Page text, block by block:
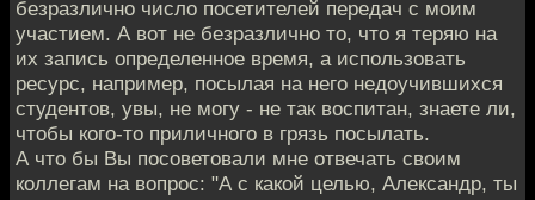
безразлично число посетителей передач с моим
участием. А вот не безразлично то, что я теряю на
их запись определенное время, а использовать
ресурс, например, посылая на него недоучившихся
студентов, увы, не могу - не так воспитан, знаете ли,
чтобы кого-то приличного в грязь посылать.
А что бы Вы посоветовали мне отвечать своим
коллегам на вопрос: "А с какой целью, Александр, ты